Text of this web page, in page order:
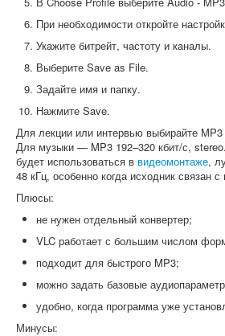
При необходимости откройте
Укажите битрейт, частоту и каналы.
Выберите Save as File.
Задайте имя и папку.
Нажмите Save.
Для лекции или интервью выбирайте MP3
Для музыки — MP3 192–320 кбит/с,
будет использоваться в видеомонтаже,
48 кГц, особенно когда исходник связан с
Плюсы:
не нужен отдельный конвертер;
VLC работает с большим числом
подходит для быстрого MP3;
можно задать базовые
удобно, когда программа уже
Минусы: